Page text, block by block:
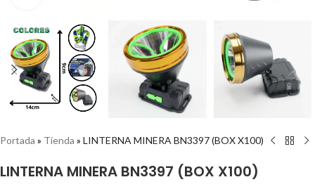
Portada » Tienda » LINTERNA MINERA BN3397 (BOX X100)
LINTERNA MINERA BN3397 (BOX X100)